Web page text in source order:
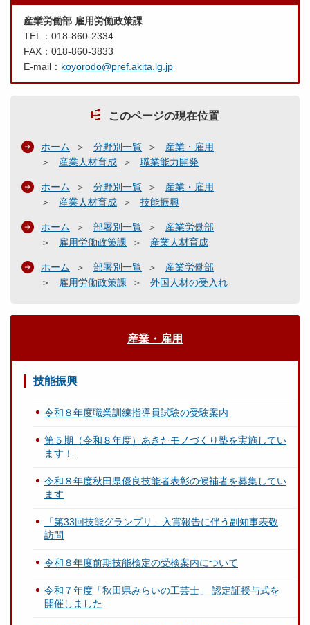
産業労働部 雇用労働政策課
TEL：018-860-2334
FAX：018-860-3833
E-mail： koyorodo@pref.akita.lg.jp
このページの現在位置
ホーム 分野別一覧
産業・雇用
産業人材育成
職業能力開発
ホーム 分野別一覧
産業・雇用
産業人材育成
技能振興
ホーム 部署別一覧
産業労働部
雇用労働政策課
産業人材育成
ホーム 部署別一覧
産業労働部
雇用労働政策課
外国人材の受入れ
産業・雇用
技能振興
令和８年度職業訓練指導員試験の受験案内
第５期（令和８年度）あきたモノづくり塾を実施してい
ます！
令和８年度秋田県優良技能者表彰の候補者を募集してい
ます
「第33回技能グランプリ」入賞報告に伴う副知事表敬
訪問
令和８年度前期技能検定の受検案内について
令和７年度「秋田県みらいの工芸士」 認定証授与式を
開催しました